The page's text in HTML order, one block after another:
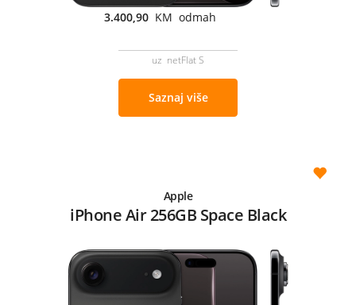
3.400,90 KM odmah
uz netFlat S
Saznaj više
Apple
iPhone Air 256GB Space Black